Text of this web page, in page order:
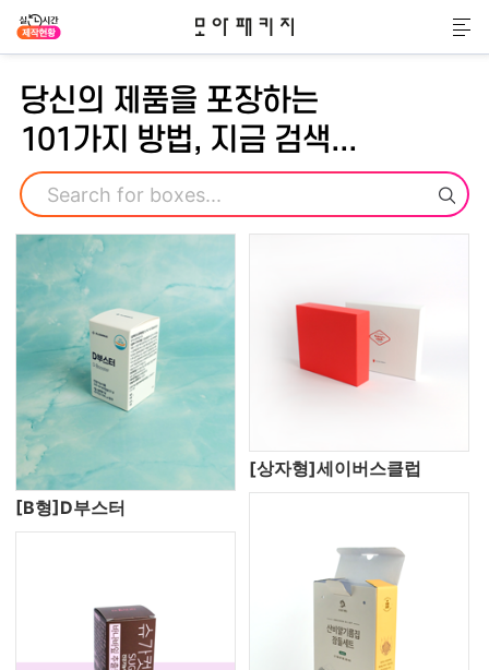
모아패키지
메
당신의 제품을 포장하는
101가지 방법, 지금 검색...
검색
[B형]D부스터
[상자형]세이버스클럽